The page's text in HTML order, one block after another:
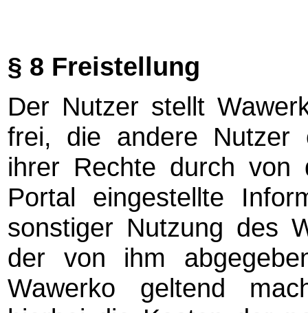
§ 8 Freistellung
Der Nutzer stellt
frei, die andere Nutzer
ihrer Rechte durch von
Portal eingestellte
sonstiger Nutzung des
der von ihm
Wawerko geltend